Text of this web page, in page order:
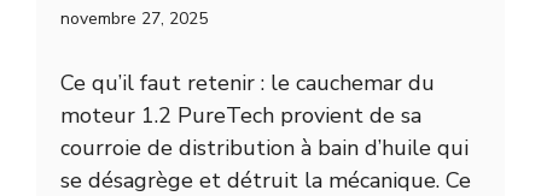
novembre 27, 2025
Ce qu’il faut retenir : le cauchemar du
moteur 1.2 PureTech provient de sa
courroie de distribution à bain d’huile qui
se désagrège et détruit la mécanique. Ce